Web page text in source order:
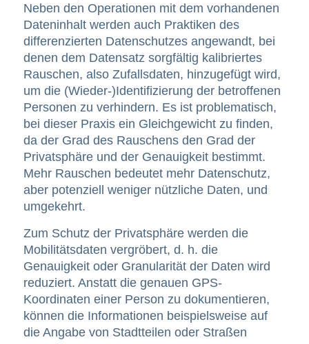
Neben den Operationen mit dem vorhandenen
Dateninhalt werden auch Praktiken des
differenzierten Datenschutzesangewandt, bei
denen dem Datensatz sorgfältig kalibriertes
Rauschen, also Zufallsdaten, hinzugefügt wird,
um die (Wieder-)Identifizierung der betroffenen
Personen zu verhindern. Es ist problematisch,
bei dieser Praxis ein Gleichgewicht zu finden,
da der Grad des Rauschens den Grad der
Privatsphäre und der Genauigkeit bestimmt.
Mehr Rauschen bedeutet mehr Datenschutz,
aber potenziell weniger nützliche Daten, und
umgekehrt.
Zum Schutz der Privatsphärewerden die
Mobilitätsdaten vergröbert, d. h. die
Genauigkeit oder Granularität der Daten wird
reduziert. Anstatt die genauen GPS-
Koordinaten einer Person zu dokumentieren,
können die Informationen beispielsweise auf
die Angabe von Stadtteilen oder Straßen